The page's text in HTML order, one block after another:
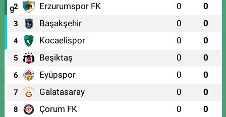
2 Erzurumspor FK 0 0
3 Başakşehir 0 0
4 Kocaelispor 0 0
5 Beşiktaş 0 0
6 Eyüpspor 0 0
7 Galatasaray 0 0
8 Çorum FK 0 0